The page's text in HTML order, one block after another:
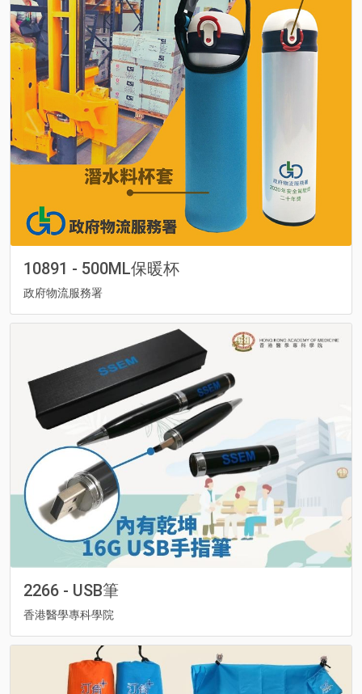
10891 - 500ML保暖杯
政府物流服務署
2266 - USB筆
香港醫學專科學院